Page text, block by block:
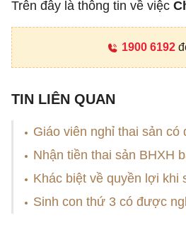
Trên đây là thông tin về việc
1900 6192
TIN LIÊN QUAN
Giáo viên nghỉ thai sản
Nhận tiền thai sản BHXH
Khác biệt về quyền lợi khi
Sinh con thứ 3 có được